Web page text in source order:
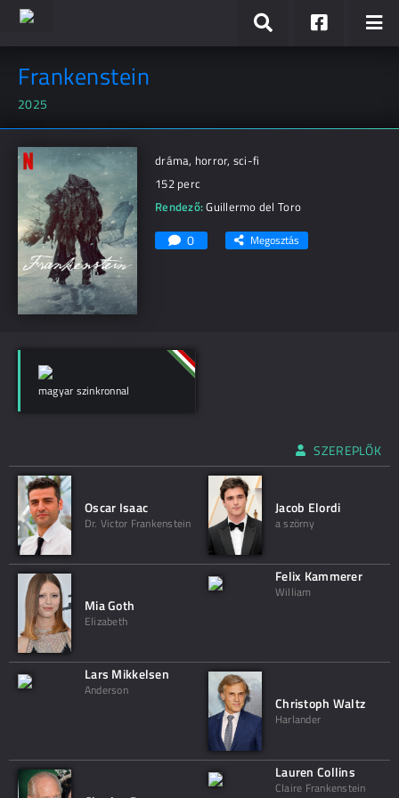
Frankenstein
2025
dráma, horror, sci-fi
152 perc
Rendező:Guillermo del Toro
0 Megosztás
magyar szinkronnal
SZEREPLŐK
Oscar Isaac
Dr. Victor Frankenstein
Jacob Elordi
a szörny
Mia Goth
Elizabeth
Felix Kammerer
William
Lars Mikkelsen
Anderson
Christoph Waltz
Harlander
Lauren Collins
Claire Frankenstein